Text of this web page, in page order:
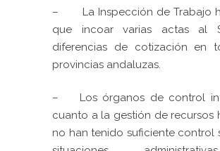
–
La Inspección de Trabajo
que incoar varias actas al
diferencias de cotización en
provincias andaluzas.
–
Los órganos de control
cuanto a la gestión de recursos
no han tenido suficiente control